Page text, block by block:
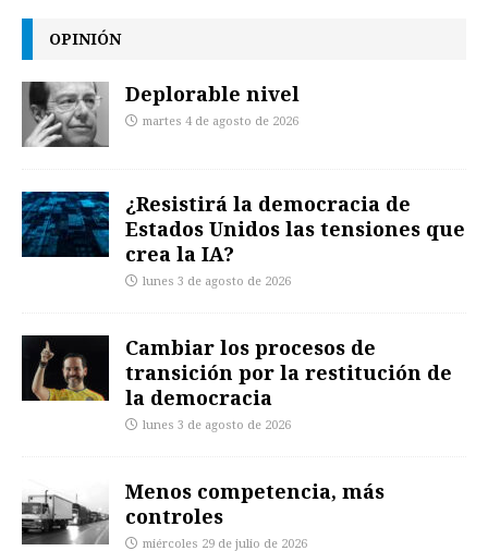
OPINIÓN
Deplorable nivel
martes 4 de agosto de 2026
¿Resistirá la democracia de
Estados Unidos las tensiones que
crea la IA?
lunes 3 de agosto de 2026
Cambiar los procesos de
transición por la restitución de
la democracia
lunes 3 de agosto de 2026
Menos competencia, más
controles
miércoles 29 de julio de 2026